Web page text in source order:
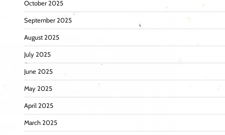
October 2025
September 2025
August 2025
July 2025
June 2025
May 2025
April 2025
March 2025